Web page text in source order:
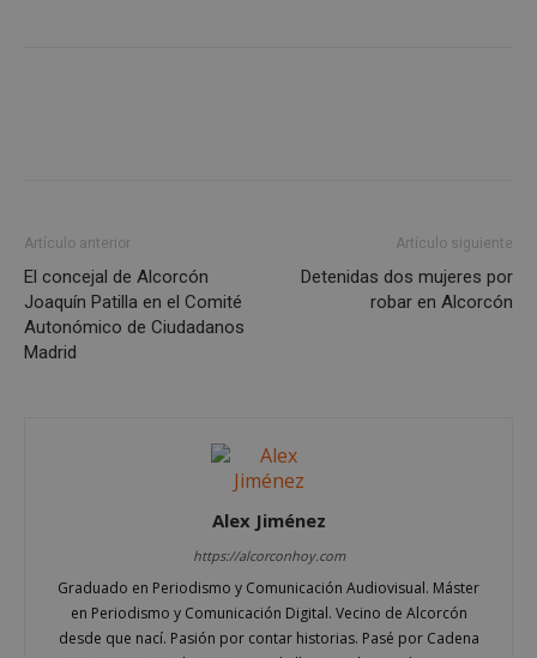
Artículo anterior
El concejal de Alcorcón
Joaquín Patilla en el Comité
Autonómico de Ciudadanos
Madrid
Artículo siguiente
Detenidas dos mujeres por
robar en Alcorcón
Alex Jiménez
https://alcorconhoy.com
Graduado en Periodismo y Comunicación Audiovisual. Máster
en Periodismo y Comunicación Digital. Vecino de Alcorcón
desde que nací. Pasión por contar historias. Pasé por Cadena